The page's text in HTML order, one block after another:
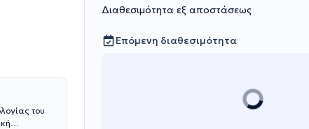
του
Διαθεσιμότητα εξ αποστάσεως
Επόμενη διαθεσιμότητα